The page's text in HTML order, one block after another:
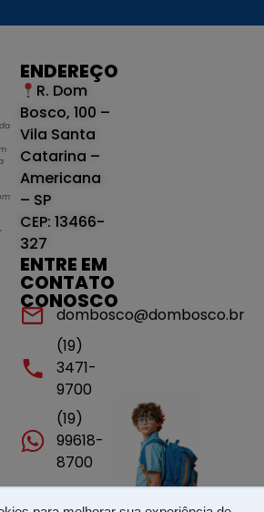
ENDEREÇO
R. Dom
Bosco, 100 –
Vila Santa
Catarina –
Americana
– SP
CEP: 13466-
327
ENTRE EM
CONTATO
CONOSCO
dombosco@dombosco.br
(19)
3471-
9700
(19)
99618-
8700